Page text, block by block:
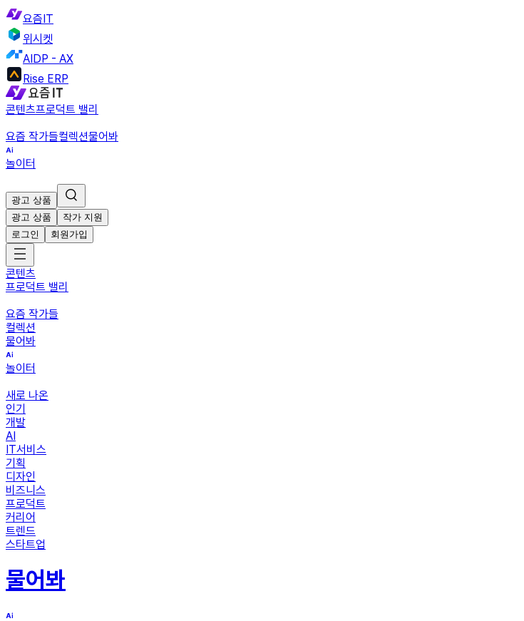
요즘IT
위시켓
AIDP - AX
Rise ERP
콘텐츠프로덕트 밸리
요즘 작가들컬렉션물어봐
놀이터
광고 상품
광고 상품
작가 지원
로그인
회원가입
콘텐츠
프로덕트 밸리
요즘 작가들
컬렉션
물어봐
놀이터
새로 나온
인기
개발
AI
IT서비스
기획
디자인
비즈니스
프로덕트
커리어
트렌드
스타트업
물어봐